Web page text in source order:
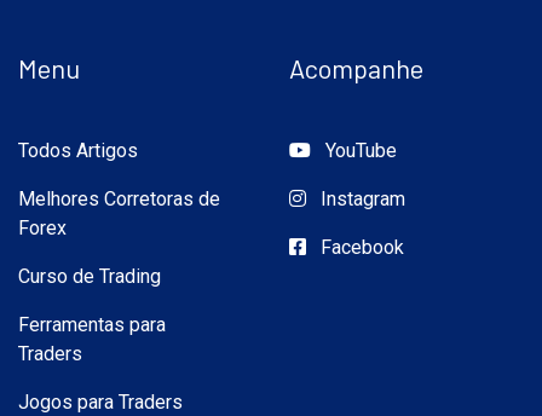
Menu
Todos Artigos
Melhores Corretoras de
Forex
Curso de Trading
Ferramentas para
Traders
Jogos para Traders
Acompanhe
YouTube
Instagram
Facebook